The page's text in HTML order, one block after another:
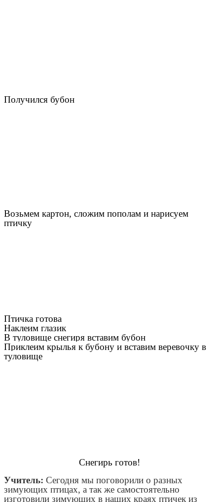
Получился бубон
Возьмем картон, сложим пополам и нарисуем
птичку
Птичка готова
Наклеим глазик
В туловище снегиря вставим бубон
Приклеим крылья к бубону и вставим веревочку в
туловище
Снегирь готов!
Учитель: Сегодня мы поговорили о разных
зимующих птицах, а так же самостоятельно
изготовили зимующих в наших краях птичек из